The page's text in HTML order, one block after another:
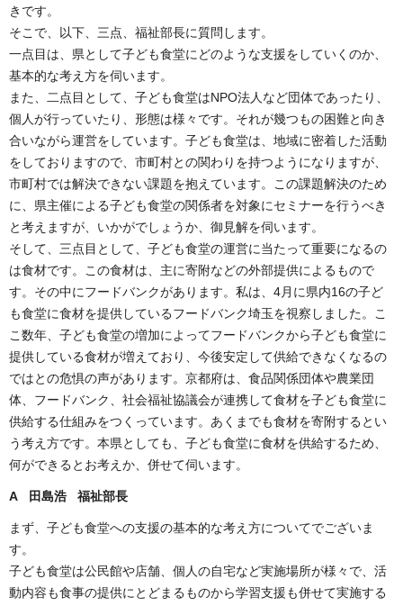
きです。
そこで、以下、三点、福祉部長に質問します。
一点目は、県として子ども食堂にどのような支援をしていくのか、
基本的な考え方を伺います。
また、二点目として、子ども食堂はNPO法人など団体であったり、
個人が行っていたり、形態は様々です。それが幾つもの困難と向き
合いながら運営をしています。子ども食堂は、地域に密着した活動
をしておりますので、市町村との関わりを持つようになりますが、
市町村では解決できない課題を抱えています。この課題解決のため
に、県主催による子ども食堂の関係者を対象にセミナーを行うべき
と考えますが、いかがでしょうか、御見解を伺います。
そして、三点目として、子ども食堂の運営に当たって重要になるの
は食材です。この食材は、主に寄附などの外部提供によるもので
す。その中にフードバンクがあります。私は、4月に県内16の子ど
も食堂に食材を提供しているフードバンク埼玉を視察しました。こ
こ数年、子ども食堂の増加によってフードバンクから子ども食堂に
提供している食材が増えており、今後安定して供給できなくなるの
ではとの危惧の声があります。京都府は、食品関係団体や農業団
体、フードバンク、社会福祉協議会が連携して食材を子ども食堂に
供給する仕組みをつくっています。あくまでも食材を寄附するとい
う考え方です。本県としても、子ども食堂に食材を供給するため、
何ができるとお考えか、併せて伺います。
A 田島浩 福祉部長
まず、子ども食堂への支援の基本的な考え方についてでございま
す。
子ども食堂は公民館や店舗、個人の自宅など実施場所が様々で、活
動内容も食事の提供にとどまるものから学習支援も併せて実施する